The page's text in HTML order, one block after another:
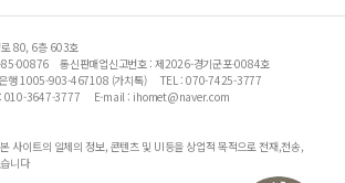
로 80, 6층 603호
85-00876
통신판매업신고번호 : 제2026-경기군포-0084호
행 1005-903-467108 (가치톡)
TEL : 070-7425-3777
010-3647-3777 E-mail : ihomet@naver.com
사이트의 일체의 정보, 콘텐츠 및 UI등을 상업적 목적으로 전재,전송,
니다